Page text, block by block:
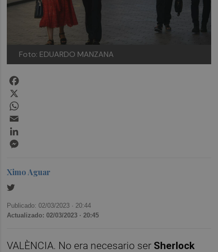
Foto: EDUARDO MANZANA
Ximo Aguar
Publicado: 02/03/2023 · 20:44
Actualizado: 02/03/2023 · 20:45
VALÈNCIA. No era necesario ser Sherlock